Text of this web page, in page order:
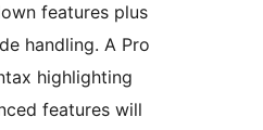
features plus
handling. A Pro
highlighting
features will